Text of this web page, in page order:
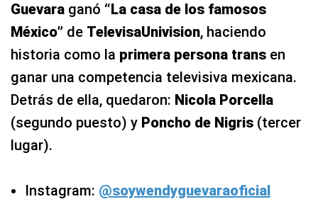
Guevara ganó “La casa de los famosos
México” de TelevisaUnivision, haciendo
historia como la primera persona trans en
ganar una competencia televisiva mexicana.
Detrás de ella, quedaron: Nicola Porcella
(segundo puesto) y Poncho de Nigris (tercer
lugar).
Instagram: @soywendyguevaraoficial